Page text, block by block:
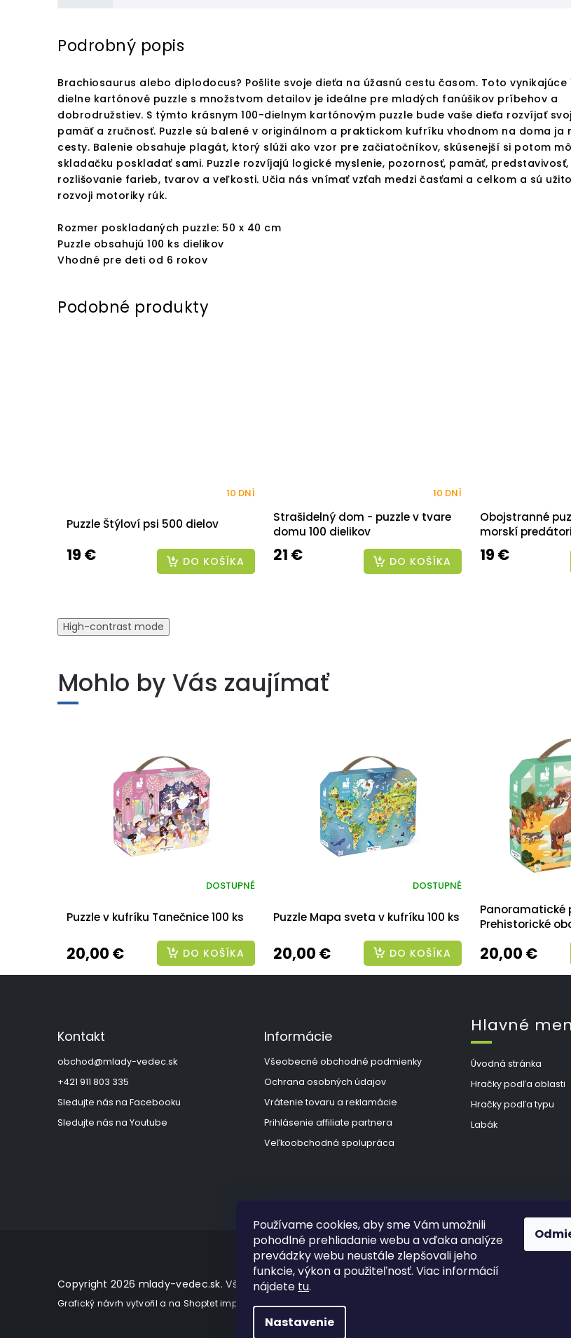
Používame cookies, aby sme Vám umožnili
pohodlné prehliadanie webu a vďaka analýze
prevádzky webu neustále zlepšovali jeho
funkcie, výkon a použiteľnosť. Viac informácií
nájdete tu.
Nastavenie
Podrobný popis
Brachiosaurus alebo diplodocus? Pošlite svoje dieťa na úžasnú cestu časom. Toto vynikajúce
dielne kartónové puzzle s množstvom detailov je ideálne pre mladých fanúšikov príbehov a
dobrodružstiev. S týmto krásnym 100-dielnym kartónovým puzzle bude vaše dieťa rozvíjať
pamäť a zručnosť. Puzzle sú balené v originálnom a praktickom kufríku vhodnom na doma ja
cesty. Balenie obsahuje plagát, ktorý slúži ako vzor pre začiatočníkov, skúsenejší si potom
skladačku poskladať sami. Puzzle rozvíjajú logické myslenie, pozornosť, pamäť, predstavivosť,
rozlišovanie farieb, tvarov a veľkosti. Učia nás vnímať vzťah medzi časťami a celkom a sú
rozvoji motoriky rúk.
Rozmer poskladaných puzzle: 50 x 40 cm
Puzzle obsahujú 100 ks dielikov
Vhodné pre deti od 6 rokov
Puzzle Štýloví psi 500 dielov
10 DNÍ
19 € DO KOŠÍKA
Strašidelný dom - puzzle v tvare
domu 100 dielikov
10 DNÍ
21 € DO KOŠÍKA
Obojstranné
morskí
19 €
High-contrast mode
Mohlo by Vás zaujímať
Puzzle v kufríku Tanečnice 100 ks
DOSTUPNÉ
20,00 € DO KOŠÍKA
Puzzle Mapa sveta v kufríku 100 ks
DOSTUPNÉ
20,00 € DO KOŠÍKA
Panoramatické
Prehistorické
20,00 €
Kontakt
obchod@mlady-vedec.sk
+421 911 803 335
Sledujte nás na Facebooku
Sledujte nás na Youtube
Informácie
Všeobecné obchodné podmienky
Ochrana osobných údajov
Vrátenie tovaru a reklamácie
Prihlásenie affiliate partnera
Veľkoobchodná spolupráca
Hlavné
Úvodná stránka
Hračky podľa oblasti
Hračky podľa typu
Labák
Copyright 2026 mlady-vedec.sk. Všetky práva vyhradené.
Grafický návrh vytvořil a na Shoptet implementovalTomáš Hlada